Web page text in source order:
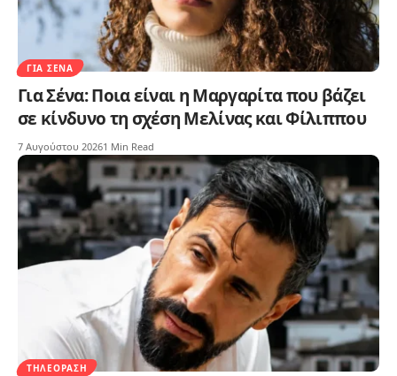
ΓΙΑ ΣΈΝΑ
Για Σένα: Ποια είναι η Μαργαρίτα που βάζει
σε κίνδυνο τη σχέση Μελίνας και Φίλιππου
7 Αυγούστου 20261 Min Read
ΤΗΛΕΌΡΑΣΗ